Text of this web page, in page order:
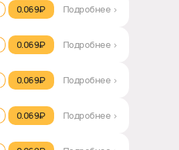
0.069₽‎ Подробнее >
0.069₽‎ Подробнее >
0.069₽‎ Подробнее >
0.069₽‎ Подробнее >